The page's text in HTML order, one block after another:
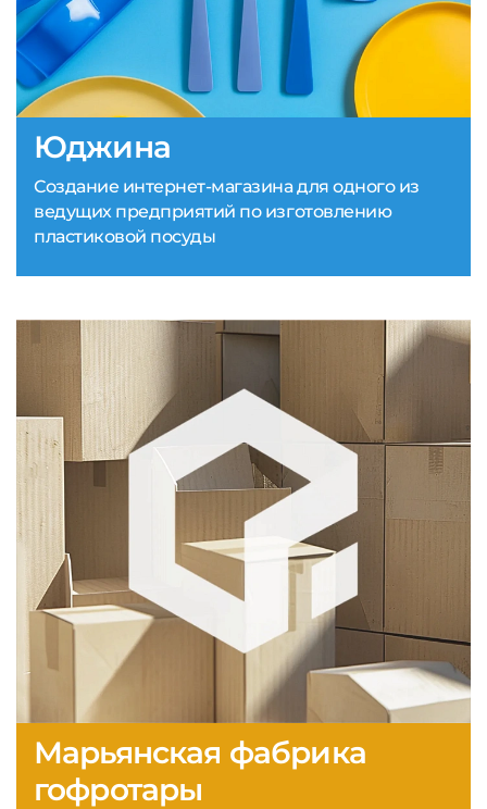
Юджина
Создание интернет-магазина для одного из
ведущих предприятий по изготовлению
пластиковой посуды
Марьянская фабрика
гофротары